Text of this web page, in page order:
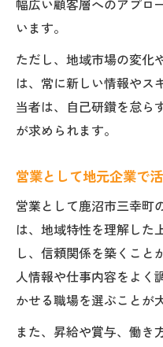
幅広い顧客層へのアプロ
います。
ただし、地域市場の変化
は、常に新しい情報やス
当者は、自己研鑽を怠ら
が求められます。
営業として地元企業で
営業として鹿沼市三幸町
は、地域特性を理解した
し、信頼関係を築くこと
人情報や仕事内容をよく
かせる職場を選ぶことが
また、昇給や賞与、働き